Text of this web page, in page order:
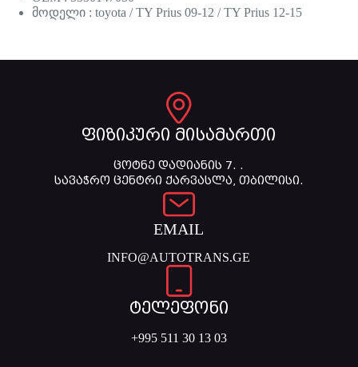
მოდელი : toyota / TY Prius 09-12 / TY Prius 12-15
ფიზიკური მისამართი
ცოტნე დადიანის 7. .
სავაჭრო ცენტრი ქარვასლა, თბილისი.
EMAIL
INFO@AUTOTRANS.GE
ტელეფონი
+995 511 30 13 03